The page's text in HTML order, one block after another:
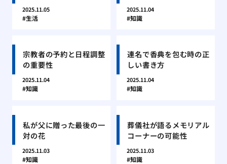
2025.11.05
生活
2025.11.04
知識
宗教者の予約と日程調整
の重要性
2025.11.04
知識
連名で香典を包む時の正
しい書き方
2025.11.04
知識
私が父に贈った最後の一
対の花
2025.11.03
知識
葬儀社が語るメモリアル
コーナーの可能性
2025.11.03
知識